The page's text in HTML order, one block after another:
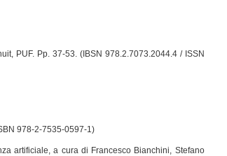
PUF. Pp. 37-53. (IBSN 978.2.7073.2044.4 / ISSN
978-2-7535-0597-1)
artificiale, a cura di Francesco Bianchini, Stefano